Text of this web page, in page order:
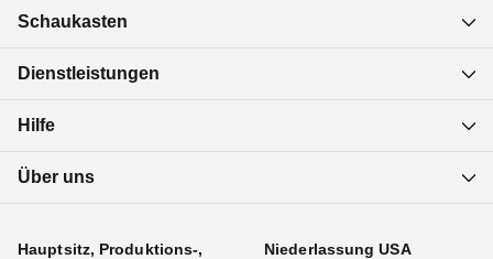
Schaukasten
Dienstleistungen
Hilfe
Über uns
Hauptsitz, Produktions-,
Niederlassung USA